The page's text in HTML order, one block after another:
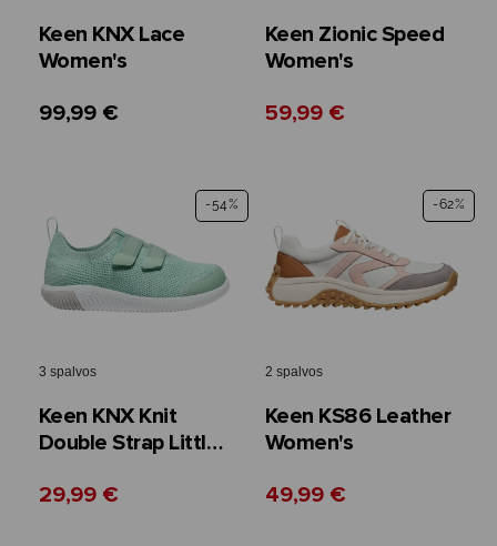
Keen KNX Lace
Women's
99,99 €
Keen Zionic Speed
Women's
59,99 €
-54%
3 spalvos
Keen KNX Knit
Double Strap Little
29,99 €
-62%
2 spalvos
Keen KS86 Leather
Women's
49,99 €